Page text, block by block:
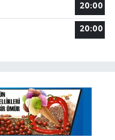
20:00
20:00